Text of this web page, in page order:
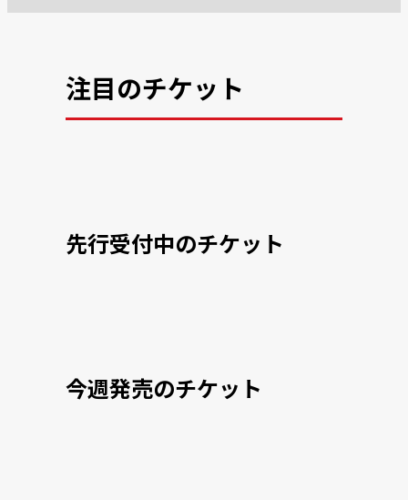
注目のチケット
先行受付中のチケット
今週発売のチケット